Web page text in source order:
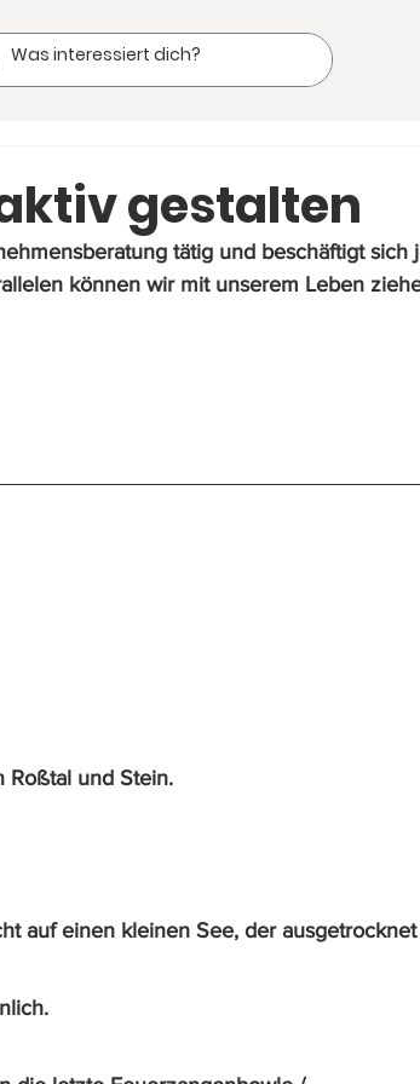
gestalten
tätig und beschäftigt
können wir mit unserem Leben
Roßtal und Stein.
auf einen kleinen See, der ausgetrocknet